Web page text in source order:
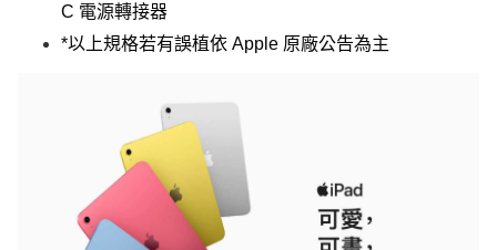
C 電源轉接器
*以上規格若有誤植依 Apple 原廠公告為主